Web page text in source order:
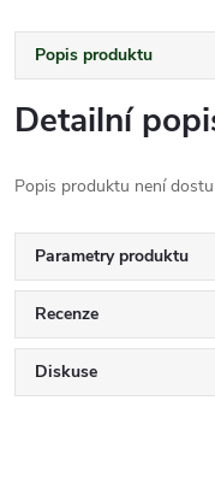
Popis produktu
Detailní
Popis produktu není
Parametry produktu
Recenze
Diskuse